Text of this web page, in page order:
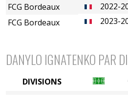
2022-
2023-
FCG Bordeaux
FCG Bordeaux
DANYLO IGNATENKO PAR
DIVISIONS